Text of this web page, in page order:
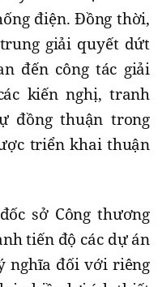
điện. Đồng thời,
giải quyết dứt
đến công tác giải
kiến nghị, tranh
đồng thuận trong
triển khai thuận
sở Công thương
tiến độ các dự án
nghĩa đối với riêng